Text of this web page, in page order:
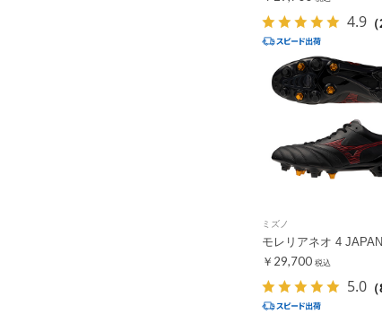
4.9
ミズノ
モレリアネオ 4
￥29,700 税込
5.0